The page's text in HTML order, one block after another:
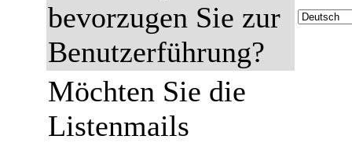
bevorzugen Sie zur
Benutzerführung?
Möchten Sie die
Listenmails